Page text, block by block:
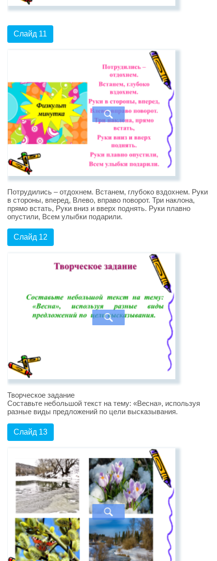
Слайд 11
Потрудились – отдохнем. Встанем, глубоко вздохнем. Руки
в стороны, вперед, Влево, вправо поворот. Три наклона,
прямо встать, Руки вниз и вверх поднять. Руки плавно
опустили, Всем улыбки подарили.
Слайд 12
Творческое задание
Составьте небольшой текст на тему: «Весна», используя
разные виды предложений по цели высказывания.
Слайд 13